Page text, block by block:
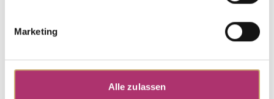
Marketing
Alle zulassen
Ring · K11235R